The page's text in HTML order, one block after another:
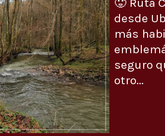
desde
más
seguro
otro...